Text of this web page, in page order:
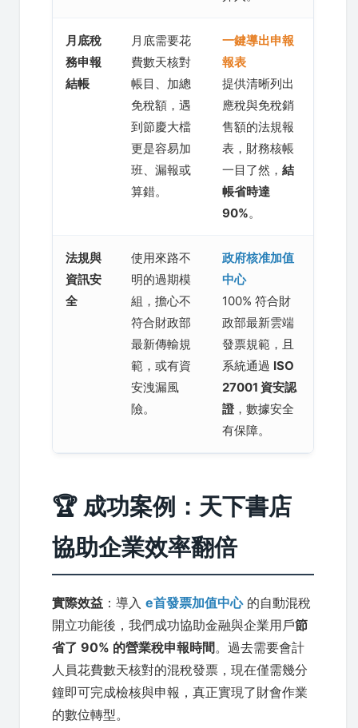
月底稅
務申報
結帳
月底需要花
費數天核對
帳目、加總
免稅額，遇
到節慶大檔
更是容易加
班、漏報或
算錯。
一鍵導出申報
報表
提供清晰列出
應稅與免稅銷
售額的法規報
表，財務核帳
一目了然， 結
帳省時達
90%。
法規與
資訊安
全
使用來路不
明的過期模
組，擔心不
符合財政部
最新傳輸規
範，或有資
安洩漏風
險。
政府核准加值
中心
100% 符合財
政部最新雲端
發票規範，且
系統通過 ISO
27001 資安認
證 ，數據安全
有保障。
🏆 成功案例：天下書店
協助企業效率翻倍
實際效益 ：導入 e首發票加值中心的自動混稅
開立功能後，我們成功協助金融與企業用戶節
省了 90% 的營業稅申報時間。過去需要會計
人員花費數天核對的混稅發票，現在僅需幾分
鐘即可完成檢核與申報，真正實現了財會作業
的數位轉型。